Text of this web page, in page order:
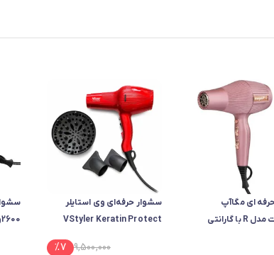
ای مگاآپ
2600وات مدل R با گارانتی
سشوار حرفه‌ای وی استایلر
VStyler Keratin Protect
9,500,000
%7